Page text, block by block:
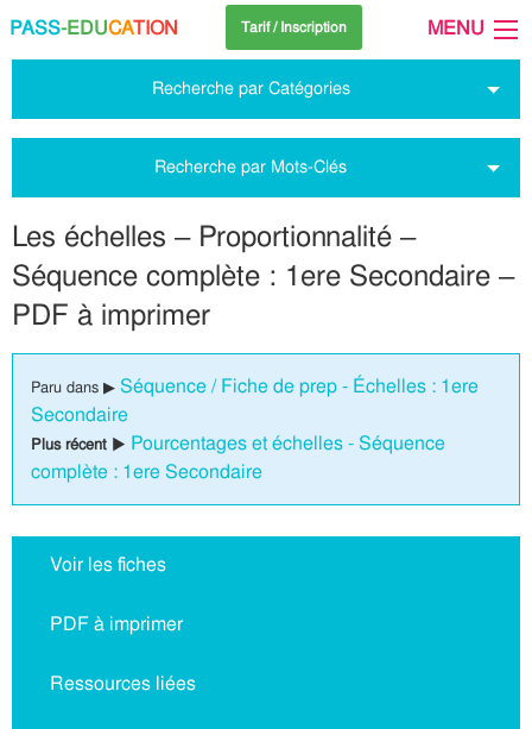
PASS-EDUCATION Tarif / Inscription MENU
Recherche par Catégories
Recherche par Mots-Clés
Les échelles – Proportionnalité –
Séquence complète : 1ere Secondaire –
PDF à imprimer
Paru dans ▶ Séquence / Fiche de prep - Échelles : 1ere
Secondaire
Plus récent ▶ Pourcentages et échelles - Séquence
complète : 1ere Secondaire
Voir les fiches
PDF à imprimer
Ressources liées